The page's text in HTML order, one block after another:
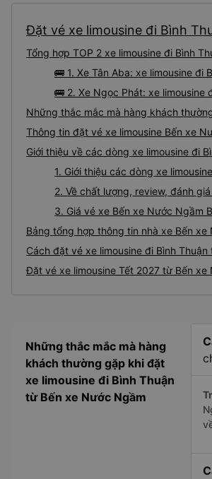
Đặt vé xe limousine đi Bình
Tổng hợp TOP 2 xe limousine đi Bình
🚌 1. Xe Tân Aba: xe limousine
🚌 2. Xe Ngọc Phát: xe limousine
Những thắc mắc mà hàng khách
Thông tin đặt vé xe limousine Bến xe
Giới thiệu về các dòng xe limousine đi
1. Giới thiệu các dòng xe
2. Về chất lượng, review, đánh
3. Giá vé xe Bến xe Nước Ngầm
Bảng tổng hợp thông tin nhà xe Bến xe
Cách đặt vé xe limousine đi Bình
Đặt vé xe limousine Tết 2027 từ Bến xe
Những thắc mắc mà hàng
khách thường gặp khi đặt
xe limousine đi Bình Thuận
từ Bến xe Nước Ngầm